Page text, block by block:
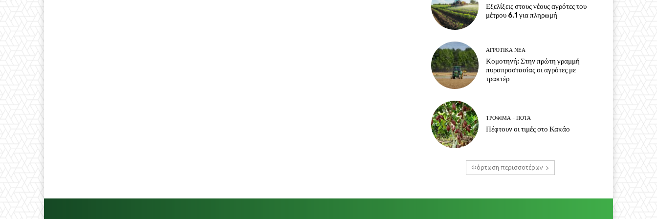
Εξελίξεις στους νέους αγρότες του
μέτρου 6.1 για πληρωμή
ΑΓΡΟΤΙΚΆ ΝΈΑ
Κομοτηνή: Στην πρώτη γραμμή
πυροπροστασίας οι αγρότες με
τρακτέρ
ΤΡΌΦΙΜΑ - ΠΟΤΆ
Πέφτουν οι τιμές στο Κακάο
Φόρτωση περισσοτέρων